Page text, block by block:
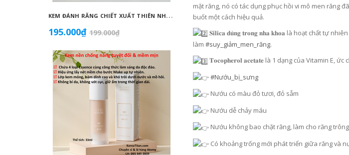
mặt răng, nó có tác dụng phục hồi vi mô men răng
buốt một cách hiệu quả.
𝐒𝐢𝐥𝐢𝐜𝐚 𝐝𝐮̀𝐧𝐠 𝐭𝐫𝐨𝐧𝐠 𝐧𝐡𝐚 𝐤𝐡𝐨𝐚 là hoạt chất tự
làm #suy_giảm_men_răng.
𝐓𝐨𝐜𝐨𝐩𝐡𝐞𝐫𝐨𝐥 𝐚𝐜𝐞𝐭𝐚𝐭𝐞 là 1 dạng của Vitamin E,
#Nướu_bị_sưng
Nướu có màu đỏ tươi, đỏ sẫm
Nướu dễ chảy máu
Nướu không bao chặt răng, làm cho răng
Có khoảng trống mới phát triển giữa răng và
K
EM ĐÁNH RĂNG CHIẾT XUẤT THIÊN NHIÊN KHÔNG CHỨA FLORUA AN TOÀN DÀNH CHO TRẺ EM ( 50G) - ATOMY KID NATURAL TOOTHPASTE (NON FLUORIDE) - 애터미 키즈 내추럴 치약 - НАТУРАЛЬНАЯ ДЕТСКАЯ ЗУБНАЯ ПАСТА ATOMY
195.000₫ 199.000₫
1.099.000₫